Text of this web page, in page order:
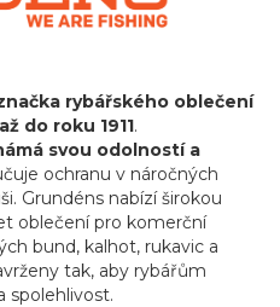
rybářského oblečení
do roku 1911.
svou odolností a
ochranu v náročných
Grundéns nabízí širokou
oblečení pro komerční
bund, kalhot, rukavic a
tak, aby rybářům
spolehlivost.